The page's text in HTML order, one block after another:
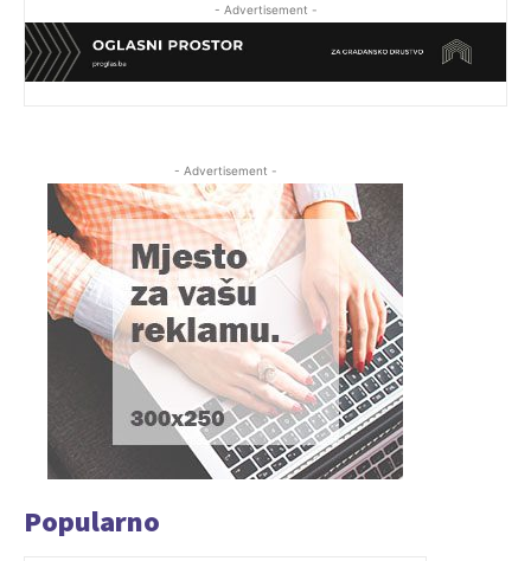
- Advertisement -
- Advertisement -
Popularno